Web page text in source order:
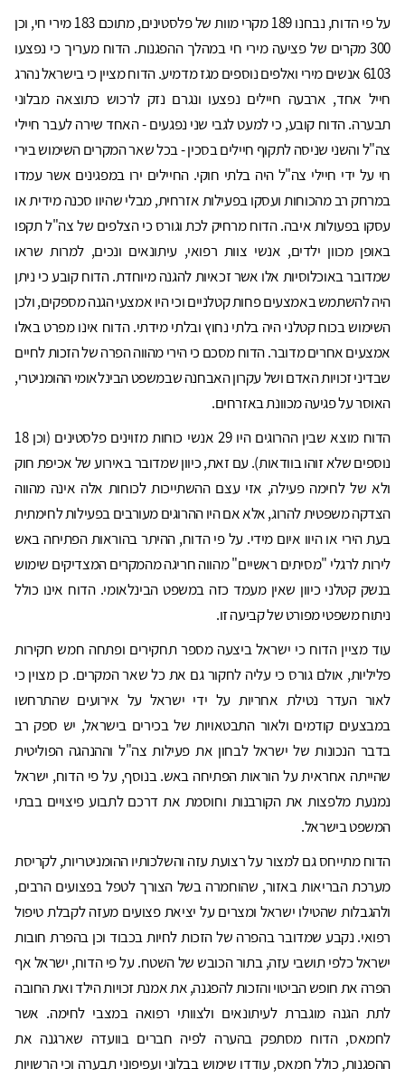
על פי הדוח, נבחנו 189 מקרי מוות של פלסטינים, מתוכם 183 מירי חי, וכן
300 מקרים של פציעה מירי חי במהלך ההפגנות. הדוח מעריך כי נפצעו
6103 אנשים מירי ואלפים נוספים מגז מדמיע. הדוח מציין כי בישראל נהרג
חייל אחד, ארבעה חיילים נפצעו ונגרם נזק לרכוש כתוצאה מבלוני
תבערה. הדוח קובע, כי למעט לגבי שני נפגעים - האחד שירה לעבר חיילי
צה"ל והשני שניסה לתקוף חיילים בסכין - בכל שאר המקרים השימוש בירי
חי על ידי חיילי צה"ל היה בלתי חוקי. החיילים ירו במפגינים אשר עמדו
במרחק רב מהכוחות ועסקו בפעילות אזרחית, מבלי שהיוו סכנה מידית או
עסקו בפעולות איבה. הדוח מרחיק לכת וגורס כי הצלפים של צה"ל תקפו
באופן מכוון ילדים, אנשי צוות רפואי, עיתונאים ונכים, למרות שראו
שמדובר באוכלוסיות אלו אשר זכאיות להגנה מיוחדת. הדוח קובע כי ניתן
היה להשתמש באמצעים פחות קטלניים וכי היו אמצעי הגנה מספקים, ולכן
השימוש בכוח קטלני היה בלתי נחוץ ובלתי מידתי. הדוח אינו מפרט באלו
אמצעים אחרים מדובר. הדוח מסכם כי הירי מהווה הפרה של הזכות לחיים
שבדיני זכויות האדם ושל עקרון האבחנה שבמשפט הבינלאומי ההומניטרי,
האוסר על פגיעה מכוונת באזרחים.
הדוח מוצא שבין ההרוגים היו 29 אנשי כוחות מזוינים פלסטינים (וכן 18
נוספים שלא זוהו בוודאות). עם זאת, כיוון שמדובר באירוע של אכיפת חוק
ולא של לחימה פעילה, אזי עצם ההשתייכות לכוחות אלה אינה מהווה
הצדקה משפטית להרוג, אלא אם היו ההרוגים מעורבים בפעילות לחימתית
בעת הירי או היוו איום מידי. על פי הדוח, ההיתר בהוראות הפתיחה באש
לירות לרגלי "מסיתים ראשיים" מהווה חריגה מהמקרים המצדיקים שימוש
בנשק קטלני כיוון שאין מעמד כזה במשפט הבינלאומי. הדוח אינו כולל
ניתוח משפטי מפורט של קביעה זו.
עוד מציין הדוח כי ישראל ביצעה מספר תחקירים ופתחה חמש חקירות
פליליות, אולם גורס כי עליה לחקור גם את כל שאר המקרים. כן מצוין כי
לאור העדר נטילת אחריות על ידי ישראל על אירועים שהתרחשו
במבצעים קודמים ולאור התבטאויות של בכירים בישראל, יש ספק רב
בדבר הנכונות של ישראל לבחון את פעילות צה"ל וההנהגה הפוליטית
שהייתה אחראית על הוראות הפתיחה באש. בנוסף, על פי הדוח, ישראל
נמנעת מלפצות את הקורבנות וחוסמת את דרכם לתבוע פיצויים בבתי
המשפט בישראל.
הדוח מתייחס גם למצור על רצועת עזה והשלכותיו ההומניטריות, לקריסת
מערכת הבריאות באזור, שהוחמרה בשל הצורך לטפל בפצועים הרבים,
ולהגבלות שהטילו ישראל ומצרים על יציאת פצועים מעזה לקבלת טיפול
רפואי. נקבע שמדובר בהפרה של הזכות לחיות בכבוד וכן בהפרת חובות
ישראל כלפי תושבי עזה, בתור הכובש של השטח. על פי הדוח, ישראל אף
הפרה את חופש הביטוי והזכות להפגנה, את אמנת זכויות הילד ואת החובה
לתת הגנה מוגברת לעיתונאים ולצוותי רפואה במצבי לחימה. אשר
לחמאס, הדוח מסתפק בהערה לפיה חברים בוועדה שארגנה את
ההפגנות, כולל חמאס, עודדו שימוש בבלוני ועפיפוני תבערה וכי הרשויות